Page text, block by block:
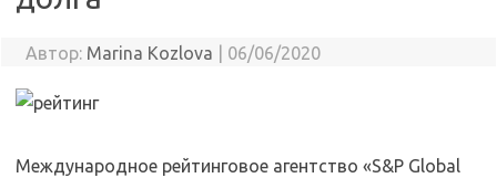
Автор: Marina Kozlova 06/06/2020
Международное рейтинговое агентство «S&P Global